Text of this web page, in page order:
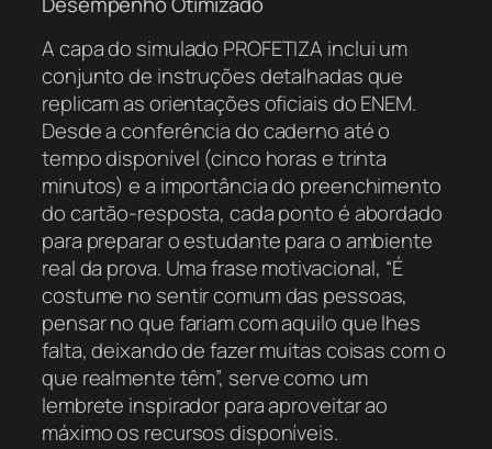
A capa do simulado PROFETIZA inclui um
conjunto de instruções detalhadas que
replicam as orientações oficiais do ENEM.
Desde a conferência do caderno até o
tempo disponível (cinco horas e trinta
minutos) e a importância do preenchimento
do cartão-resposta, cada ponto é abordado
para preparar o estudante para o ambiente
real da prova. Uma frase motivacional, “É
costume no sentir comum das pessoas,
pensar no que fariam com aquilo que lhes
falta, deixando de fazer muitas coisas com o
que realmente têm”, serve como um
lembrete inspirador para aproveitar ao
máximo os recursos disponíveis.